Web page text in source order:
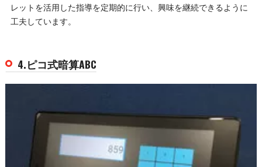
レットを活用した指導を定期的に行い、興味を継続できるように
工夫しています。
4.ピコ式暗算ABC